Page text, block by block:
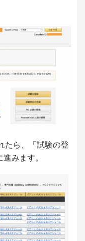
たら、「試験の登
みます。